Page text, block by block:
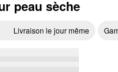
peau sèche
Livraison le jour même